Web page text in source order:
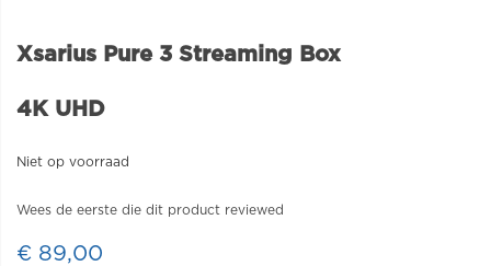
Xsarius Pure 3 Streaming Box
4K UHD
Niet op voorraad
Wees de eerste die dit product reviewed
€ 89,00